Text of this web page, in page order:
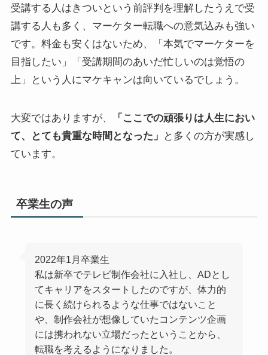
受講する人はきついという前評判を理解したうえで受
講する人も多く、マーケター転職への意気込みも強い
です。料金も安くはないため、「本気でマーケターを
目指したい」「受講期間のあいだ忙しいのは覚悟の
上」という人にマケキャンは向いているでしょう。
大変ではありますが、
「ここでの頑張りは人生におい
て、とても貴重な時間となった」
と多くの方が実感し
ています。
卒業生の声
2022年1月卒業生
私は新卒でテレビ制作会社に入社し、ADとし
てキャリアをスタートしたのですが、体力的
に長く続けられるような仕事ではないこと
や、制作会社が想像していたコンテンツ企画
には携われない立場だったということから、
転職を考えるようになりました。